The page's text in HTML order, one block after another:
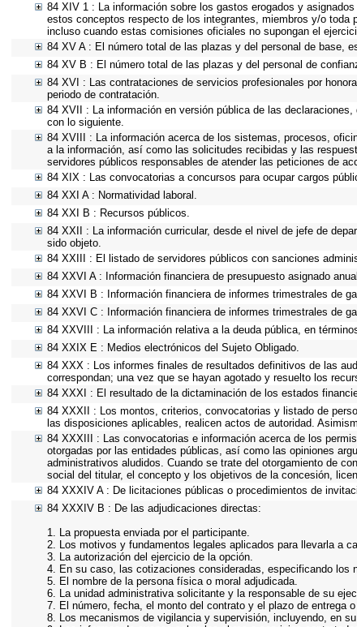
84 XIV 1 : La información sobre los gastos erogados y
estos conceptos respecto de los integrantes, miembros y/o
incluso cuando estas comisiones oficiales no supongan el
84 XV A : El número total de las plazas y del personal de base,
84 XV B : El número total de las plazas y del personal de
84 XVI : Las contrataciones de servicios profesionales por
periodo de contratación.
84 XVII : La información en versión pública de las
con lo siguiente.
84 XVIII : La información acerca de los sistemas, procesos,
a la información, así como las solicitudes recibidas y las
servidores públicos responsables de atender las peticiones de
84 XIX : Las convocatorias a concursos para ocupar cargos
84 XXI A : Normatividad laboral.
84 XXI B : Recursos públicos.
84 XXII : La información curricular, desde el nivel de jefe de
sido objeto.
84 XXIII : El listado de servidores públicos con sanciones
84 XXVI A : Información financiera de presupuesto asignado
84 XXVI B : Información financiera de informes trimestrales de
84 XXVI C : Información financiera de informes trimestrales de
84 XXVIII : La información relativa a la deuda pública, en
84 XXIX E : Medios electrónicos del Sujeto Obligado.
84 XXX : Los informes finales de resultados definitivos de las
correspondan; una vez que se hayan agotado y resuelto los
84 XXXI : El resultado de la dictaminación de los estados
84 XXXII : Los montos, criterios, convocatorias y listado de
las disposiciones aplicables, realicen actos de autoridad.
84 XXXIII : Las convocatorias e información acerca de los
otorgadas por las entidades públicas, así como las opiniones
administrativos aludidos. Cuando se trate del otorgamiento de
social del titular, el concepto y los objetivos de la concesión,
84 XXXIV A : De licitaciones públicas o procedimientos de
84 XXXIV B : De las adjudicaciones directas:
1. La propuesta enviada por el participante.
2. Los motivos y fundamentos legales aplicados para llevarla a
3. La autorización del ejercicio de la opción.
4. En su caso, las cotizaciones consideradas, especificando los
5. El nombre de la persona física o moral adjudicada.
6. La unidad administrativa solicitante y la responsable de su
7. El número, fecha, el monto del contrato y el plazo de entrega
8. Los mecanismos de vigilancia y supervisión, incluyendo, en